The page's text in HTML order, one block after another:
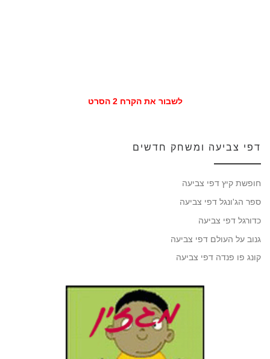
לשבור את הקרח 2 הסרט
דפי צביעה ומשחק חדשים
חופשת קיץ דפי צביעה
ספר הג'ונגל דפי צביעה
כדורגל דפי צביעה
גנוב על העולם דפי צביעה
קונג פו פנדה דפי צביעה